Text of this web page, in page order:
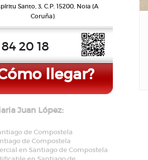
Santo, 3, C.P. 15200, Noia (A
Coruña)
20 18
llegar?
Juan López:
de Compostela
de Compostela
en Santiago de Compostela